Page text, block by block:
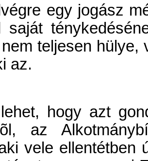
egy jogász
saját
teljesen hülye,
az.
hogy azt
az
vele ellentétben